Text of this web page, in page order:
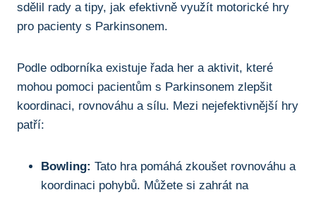
sdělil ⁤rady a tipy, jak efektivně využít motorické hry
pro pacienty s Parkinsonem.
Podle odborníka existuje řada her‍ a aktivit, které
mohou pomoci pacientům s Parkinsonem zlepšit
koordinaci, rovnováhu a sílu. Mezi nejefektivnější hry
patří:
Bowling: Tato hra pomáhá zkoušet ‌rovnováhu a
koordinaci pohybů. Můžete si zahrát na